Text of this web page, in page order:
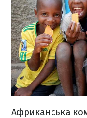
Африканська